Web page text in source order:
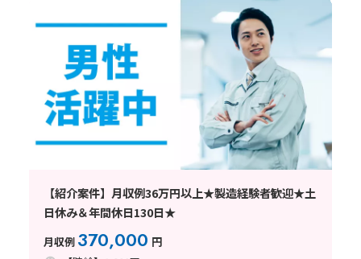
【紹介案件】月収例36万円以上★製造経験者歓迎★土
日休み＆年間休日130日★
月収例 370,000 円